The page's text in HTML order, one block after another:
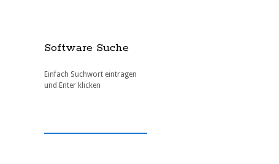
Software Suche
Einfach Suchwort eintragen
und Enter klicken